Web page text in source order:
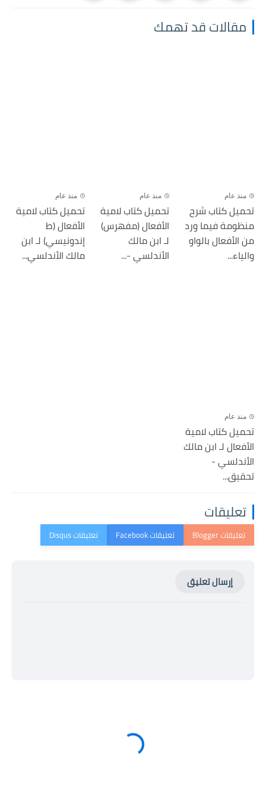
مقالات قد تهمك
منذ عام
تحميل كتاب شرح
منظومة فيما ورد
من الأفعال بالواو
والياء...
منذ عام
تحميل كتاب لامية
الأفعال (مفهرس)
لـ ابن مالك
الأندلسي -...
منذ عام
تحميل كتاب لامية
الأفعال (ط
إندونيسي) لـ ابن
مالك الأندلسي...
منذ عام
تحميل كتاب لامية
الأفعال لـ ابن مالك
الأندلسي -
تحقيق...
تعليقات
إرسال تعليق